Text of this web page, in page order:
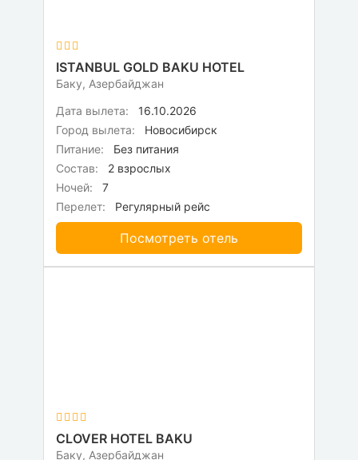
ISTANBUL GOLD BAKU HOTEL
Баку, Азербайджан
Дата вылета:
16.10.2026
Город вылета:
Новосибирск
Питание:
Без питания
Состав:
2 взрослых
Ночей:
7
Перелет:
Регулярный рейс
Посмотреть отель
CLOVER HOTEL BAKU
Баку, Азербайджан